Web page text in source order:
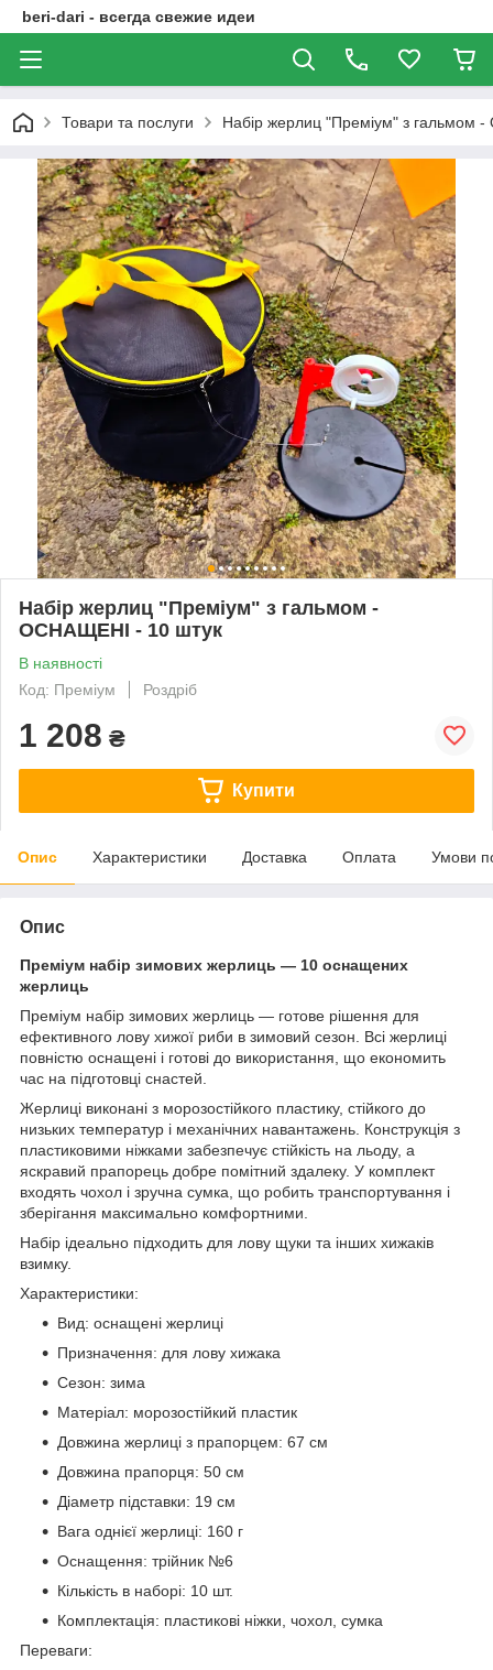
beri-dari - всегда свежие идеи
Товари та послуги Набір жерлиц "Преміум" з гальмом
Набір жерлиц "Преміум" з гальмом -
ОСНАЩЕНІ - 10 штук
В наявності
Код: Преміум
Роздріб
1 208 ₴
Купити
Опис Характеристики Доставка Оплата Умови
Опис
Преміум набір зимових жерлиць — 10 оснащених
жерлиць
Преміум набір зимових жерлиць — готове рішення для
ефективного лову хижої риби в зимовий сезон. Всі жерлиці
повністю оснащені і готові до використання, що економить
час на підготовці снастей.
Жерлиці виконані з морозостійкого пластику, стійкого до
низьких температур і механічних навантажень. Конструкція з
пластиковими ніжками забезпечує стійкість на льоду, а
яскравий прапорець добре помітний здалеку. У комплект
входять чохол і зручна сумка, що робить транспортування і
зберігання максимально комфортними.
Набір ідеально підходить для лову щуки та інших хижаків
взимку.
Характеристики:
Вид: оснащені жерлиці
Призначення: для лову хижака
Сезон: зима
Матеріал: морозостійкий пластик
Довжина жерлиці з прапорцем: 67 см
Довжина прапорця: 50 см
Діаметр підставки: 19 см
Вага однієї жерлиці: 160 г
Оснащення: трійник №6
Кількість в наборі: 10 шт.
Комплектація: пластикові ніжки, чохол, сумка
Переваги: